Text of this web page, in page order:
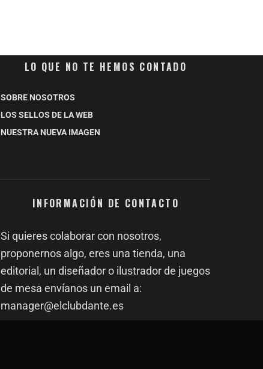
LO QUE NO TE HEMOS CONTADO
SOBRE NOSOTROS
LOS SELLOS DE LA WEB
NUESTRA NUEVA IMAGEN
INFORMACIÓN DE CONTACTO
Si quieres colaborar con nosotros,
proponernos algo, eres una tienda, una
editorial, un diseñador o ilustrador de juegos
de mesa envíanos un email a:
manager@elclubdante.es